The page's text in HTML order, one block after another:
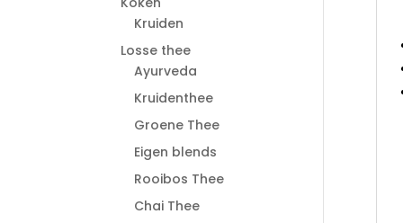
Kruiden
Losse thee
Ayurveda
Kruidenthee
Groene Thee
Eigen blends
Rooibos Thee
Chai Thee